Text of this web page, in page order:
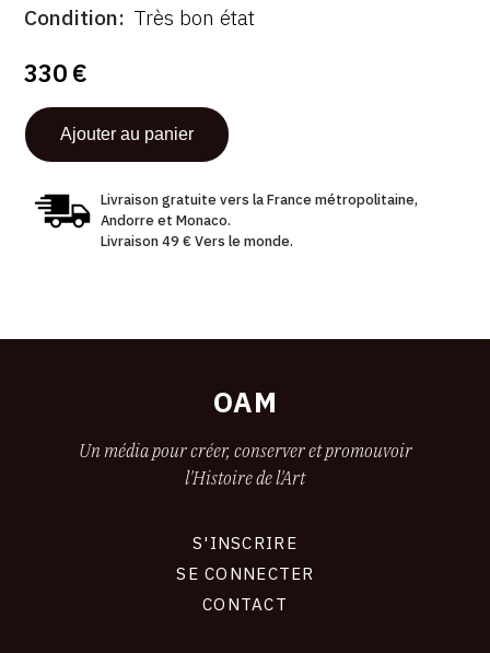
ÉTAT
Condition Très bon état
330 €
Livraison gratuite vers la France métropolitaine,
Andorre et Monaco.
Livraison 49 € Vers le monde.
OAM
Un média pour créer, conserver et promouvoir
l'Histoire de l'Art
S'INSCRIRE
SE CONNECTER
CONTACT